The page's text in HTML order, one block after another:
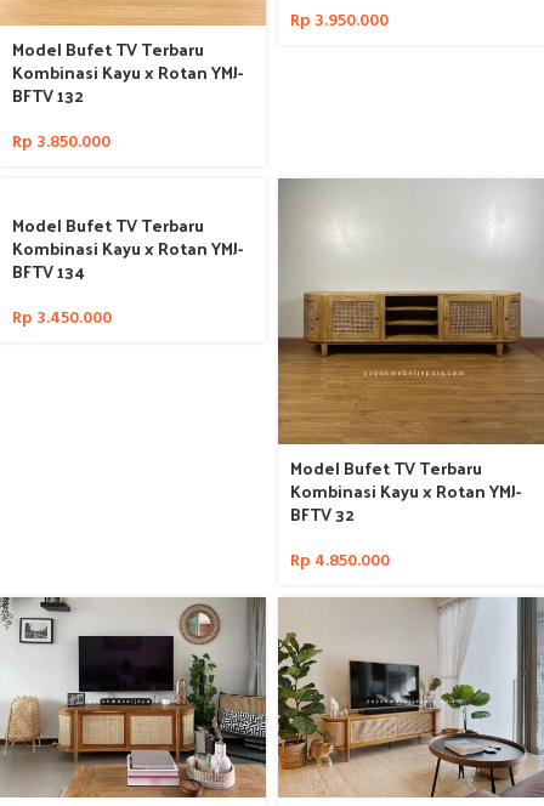
Model Bufet TV Terbaru
Kombinasi Kayu x Rotan YMJ-
BFTV 132
Rp 3.850.000
Rp 3.950.000
Model Bufet TV Terbaru
Kombinasi Kayu x Rotan YMJ-
BFTV 134
Rp 3.450.000
Model Bufet TV Terbaru
Kombinasi Kayu x Rotan YMJ-
BFTV 32
Rp 4.850.000